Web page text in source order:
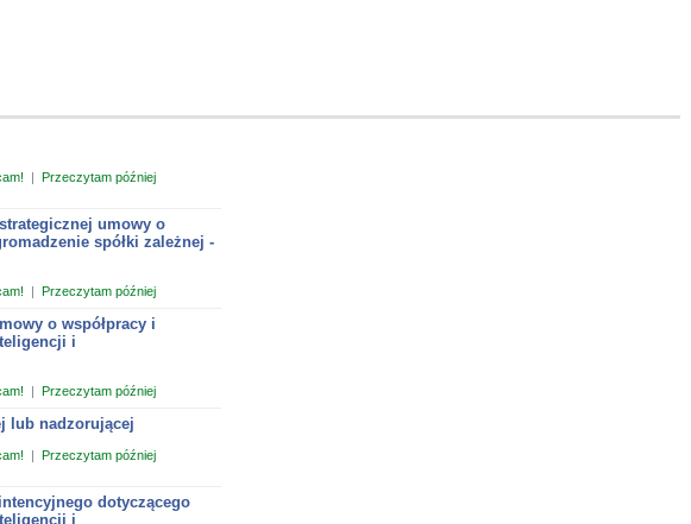
Przeczytam później
umowy o
spółki zależnej -
Przeczytam później
o współpracy i
i
Przeczytam później
lub nadzorującej
Przeczytam później
dotyczącego
i